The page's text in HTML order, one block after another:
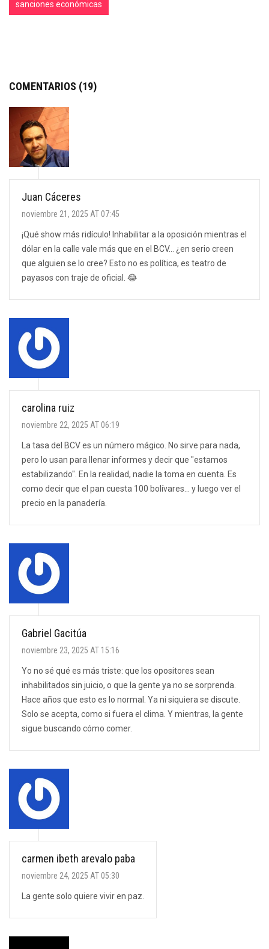
sanciones económicas
COMENTARIOS (19)
Juan Cáceres
noviembre 21, 2025 AT 07:45
¡Qué show más ridículo! Inhabilitar a la oposición mientras el
dólar en la calle vale más que en el BCV… ¿en serio creen
que alguien se lo cree? Esto no es política, es teatro de
payasos con traje de oficial. 😂
carolina ruiz
noviembre 22, 2025 AT 06:19
La tasa del BCV es un número mágico. No sirve para nada,
pero lo usan para llenar informes y decir que "estamos
estabilizando". En la realidad, nadie la toma en cuenta. Es
como decir que el pan cuesta 100 bolívares… y luego ver el
precio en la panadería.
Gabriel Gacitúa
noviembre 23, 2025 AT 15:16
Yo no sé qué es más triste: que los opositores sean
inhabilitados sin juicio, o que la gente ya no se sorprenda.
Hace años que esto es lo normal. Ya ni siquiera se discute.
Solo se acepta, como si fuera el clima. Y mientras, la gente
sigue buscando cómo comer.
carmen ibeth arevalo paba
noviembre 24, 2025 AT 05:30
La gente solo quiere vivir en paz.